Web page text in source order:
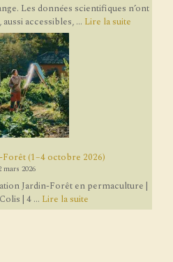
Les données scientifiques n’ont
accessibles, ... Lire la suite
(1–4 octobre 2026)
mars 2026
Jardin-Forêt en permaculture |
| 4 ... Lire la suite